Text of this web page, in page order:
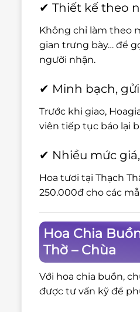
✔ Thiết kế theo
Không chỉ làm theo
gian trưng bày… để
người nhận.
✔ Minh bạch,
Trước khi giao,
viên tiếp tục báo lại
✔ Nhiều mức
Hoa tươi tại Thạch
250.000đ cho các
Hoa Chia
Thờ – Chùa
Với hoa chia buồn,
được tư vấn kỹ để